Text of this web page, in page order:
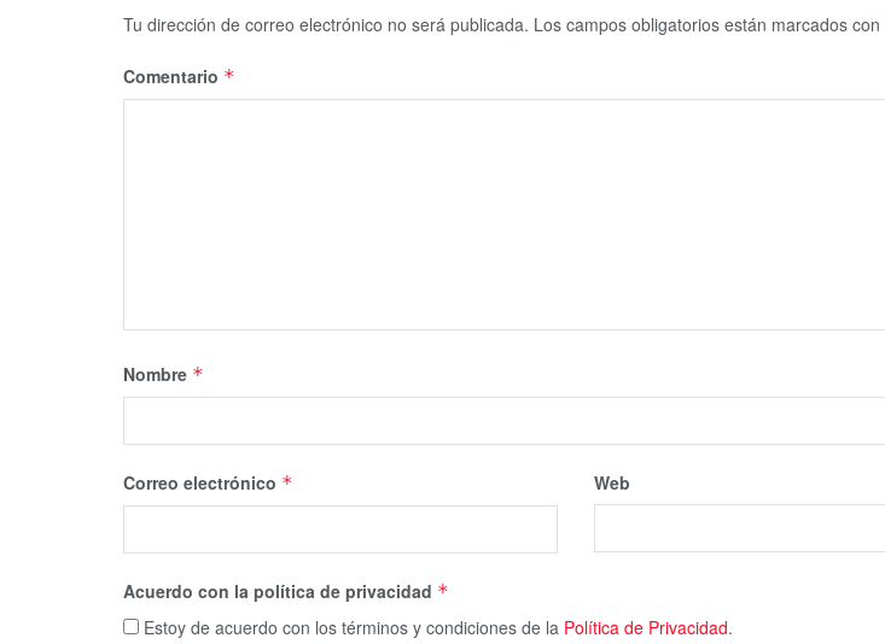
Tu dirección de correo electrónico no será publicada. Los campos obligatorios están marcados con
Comentario *
Nombre *
Correo electrónico * Web
Acuerdo con la política de privacidad *
Estoy de acuerdo con los términos y condiciones de la Política de Privacidad.